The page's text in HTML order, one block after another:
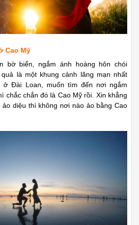
Cao Mỹ
bờ biển, ngắm ánh hoàng hôn chói
là một khung cảnh lãng mạn nhất
ở Đài Loan, muốn tìm đến nơi ngắm
chắc chắn đó là Cao Mỹ rồi. Xin khẳng
diệu thì không nơi nào ảo bằng Cao